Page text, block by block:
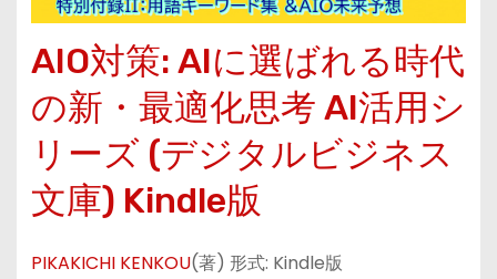
AIO対策: AIに選ばれる時代
の新・最適化思考 AI活用シ
リーズ (デジタルビジネス
文庫) Kindle版
PIKAKICHI KENKOU(著) 形式: Kindle版